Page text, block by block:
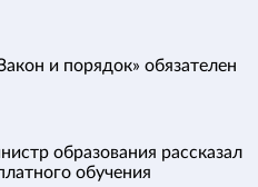
и порядок» обязателен
образования рассказал
обучения